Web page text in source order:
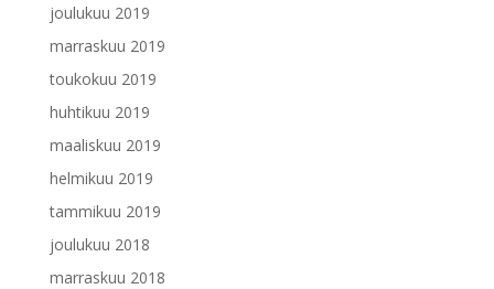
joulukuu 2019
marraskuu 2019
toukokuu 2019
huhtikuu 2019
maaliskuu 2019
helmikuu 2019
tammikuu 2019
joulukuu 2018
marraskuu 2018